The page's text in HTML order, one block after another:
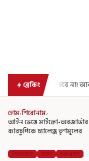
ব্রেকিং
না! আবু-খলিলুরকে আশ্বস্ত
হোম›শিরোনাম›
আইন ভেঙে মাইক্রো-
কারচুপিকে চ্যালেঞ্জ তৃণমূলের
শিরোনাম রাজ্য গুরুত্বপূর্ণ